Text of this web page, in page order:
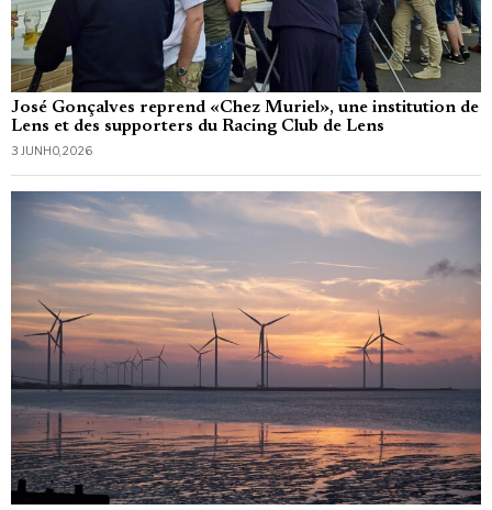
José Gonçalves reprend «Chez Muriel», une institution de
Lens et des supporters du Racing Club de Lens
3 JUNHO, 2026